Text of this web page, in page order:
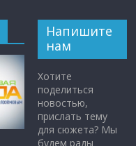
Напишите
нам
Хотите
поделиться
новостью,
прислать тему
для сюжета? Мы
будем рады